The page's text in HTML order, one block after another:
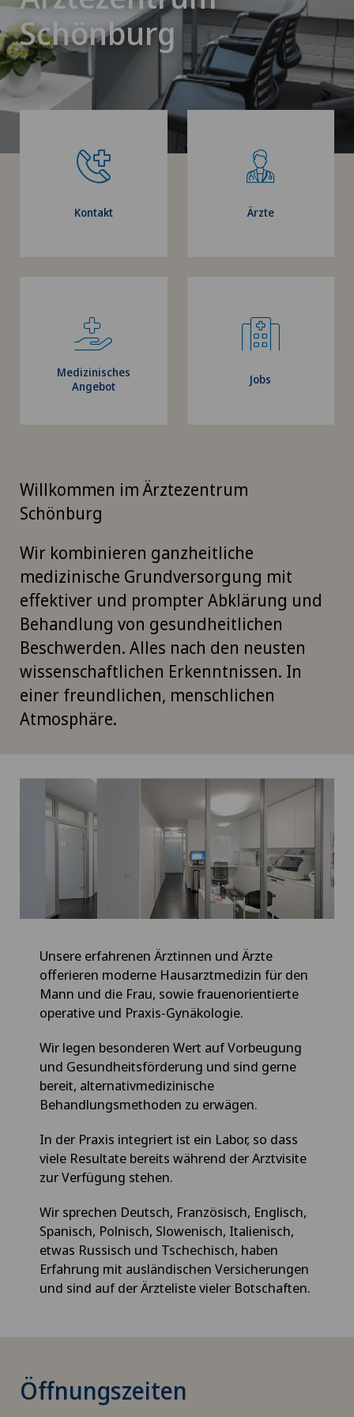
Schönburg
Kontakt Ärzte
Medizinisches
Angebot
Jobs
Willkommen im Ärztezentrum
Schönburg
Wir kombinieren ganzheitliche
medizinische Grundversorgung mit
effektiver und prompter Abklärung und
Behandlung von gesundheitlichen
Beschwerden. Alles nach den neusten
wissenschaftlichen Erkenntnissen. In
einer freundlichen, menschlichen
Atmosphäre.
Unsere erfahrenen Ärztinnen und Ärzte
offerieren moderne Hausarztmedizin für den
Mann und die Frau, sowie frauenorientierte
operative und Praxis-Gynäkologie.
Wir legen besonderen Wert auf Vorbeugung
und Gesundheitsförderung und sind gerne
bereit, alternativmedizinische
Behandlungsmethoden zu erwägen.
In der Praxis integriert ist ein Labor, so dass
viele Resultate bereits während der Arztvisite
zur Verfügung stehen.
Wir sprechen Deutsch, Französisch, Englisch,
Spanisch, Polnisch, Slowenisch, Italienisch,
etwas Russisch und Tschechisch, haben
Erfahrung mit ausländischen Versicherungen
und sind auf der Ärzteliste vieler Botschaften.
Öffnungszeiten